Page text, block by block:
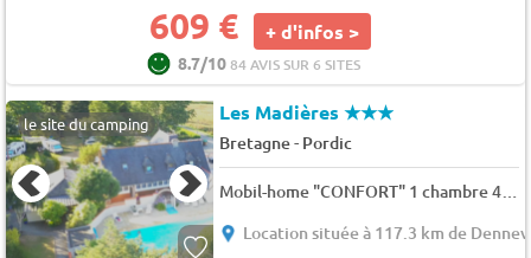
609 € + d'infos >
8.7/1084 AVIS SUR 6 SITES
le site du camping Les Madières★★★
Bretagne- Pordic
Location située à 117.3 km de